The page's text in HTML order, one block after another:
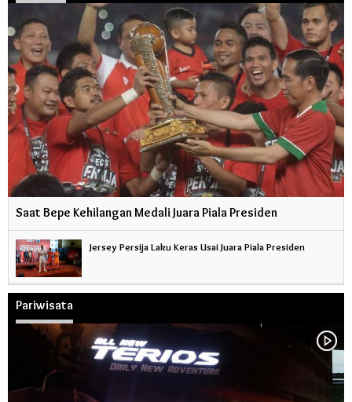
Saat Bepe Kehilangan Medali Juara Piala Presiden
Jersey Persija Laku Keras Usai Juara Piala Presiden
Pariwisata